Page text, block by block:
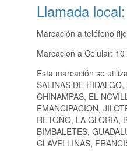
Llamada local:
Marcación a teléfono
Marcación a Celular:
Esta marcación se
SALINAS DE
CHINAMPAS, EL
EMANCIPACION,
RETOÑO, LA GLORIA,
BIMBALETES,
CLAVELLINAS,